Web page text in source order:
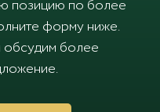
позицию по более
форму ниже.
обсудим более